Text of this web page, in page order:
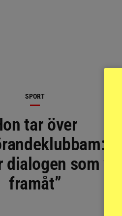
SPORT
tar över
som väg
framåt”